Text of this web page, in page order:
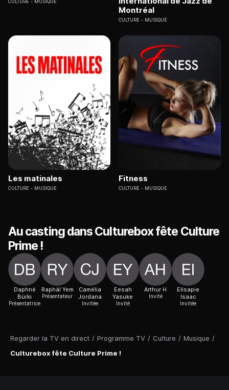
Regarder la TV en direct / Programme TV / Culture / Musique /
Culturebox fête Culture Prime !
CULTURE MUSIQUE
Montréal
CULTURE MUSIQUE
Les matinales
CULTURE MUSIQUE
Fitness
CULTURE MUSIQUE
Au casting dans Culturebox fête Culture
Prime !
Daphné
Bürki
Présentatrice
Raphäl Yem
Présentateur
Camélia
Jordana
Invitée
Eesah
Yasuke
Invité
Arthur H
Invité
Elisapie
Isaac
Invitée